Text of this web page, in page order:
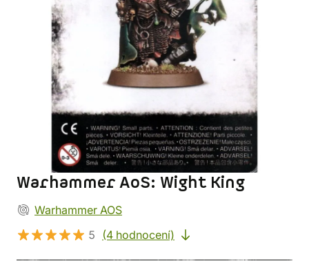
Warhammer AoS: Wight King
Warhammer AOS
5
(4 hodnocení)